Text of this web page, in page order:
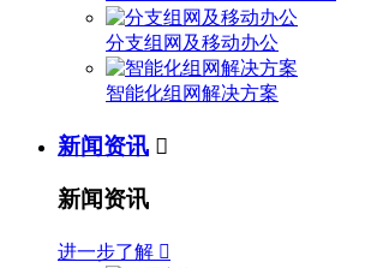
分支组网及移动办公
智能化组网解决方案
新闻资讯 
新闻资讯
进一步了解 